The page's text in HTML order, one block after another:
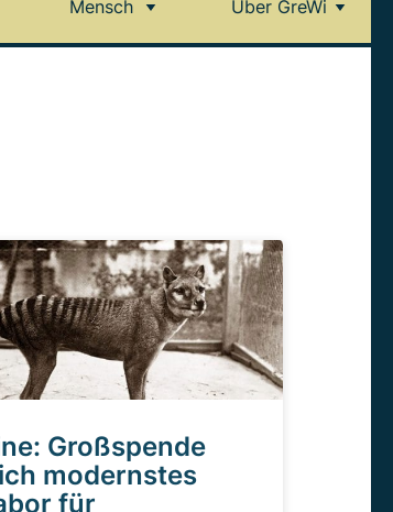
Mensch Über GreWi
Großspende
modernstes
für